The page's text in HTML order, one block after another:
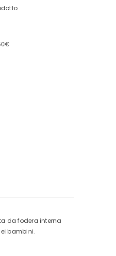
da fodera interna
bambini.